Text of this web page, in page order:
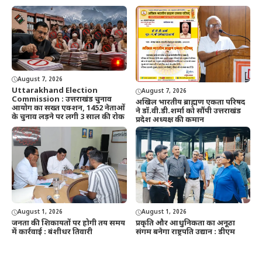
August 7, 2026
Uttarakhand Election
Commission : उत्तराखंड चुनाव
आयोग का सख्त एक्शन, 1452 नेताओं
के चुनाव लड़ने पर लगी 3 साल की रोक
August 7, 2026
अखिल भारतीय ब्राह्मण एकता परिषद
ने डॉ.वी.डी.शर्मा को सौंपी उत्तराखंड
प्रदेश अध्यक्ष की कमान
August 1, 2026
जनता की शिकायतों पर होगी तय समय
में कार्रवाई : बंशीधर तिवारी
August 1, 2026
प्रकृति और आधुनिकता का अनूठा
संगम बनेगा राष्ट्रपति उद्यान : डीएम